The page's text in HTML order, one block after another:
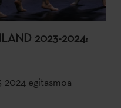
2023-2024:
2024 egitasmoa